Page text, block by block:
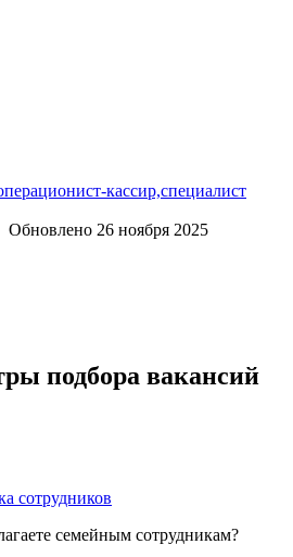
кассир,специалист
Обновлено 26 ноября 2025
подбора вакансий
сотрудников
семейным сотрудникам?